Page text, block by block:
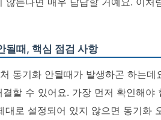
될때, 핵심 점검 사항
동기화 안될때가 발생하곤 하는
할 수 있어요. 가장 먼저 확인해야
대로 설정되어 있지 않으면 동기화